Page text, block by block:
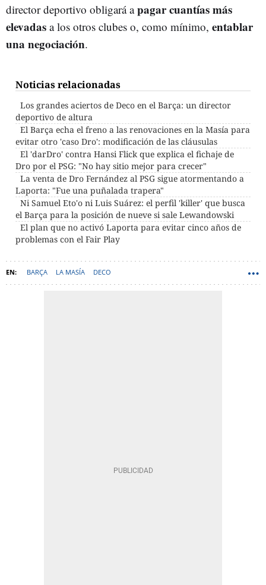
director deportivo obligará apagar cuantías más
elevadas a los otros clubes o, como mínimo, entablar
una negociación.
Noticias relacionadas
Los grandes aciertos de Deco en el Barça: un director
deportivo de altura
El Barça echa el freno a las renovaciones en la Masía para
evitar otro 'caso Dro': modificación de las cláusulas
El 'darDro' contra Hansi Flick que explica el fichaje de
Dro por el PSG: "No hay sitio mejor para crecer"
La venta de Dro Fernández al PSG sigue atormentando a
Laporta: "Fue una puñalada trapera"
Ni Samuel Eto'o ni Luis Suárez: el perfil 'killer' que busca
el Barça para la posición de nueve si sale Lewandowski
El plan que no activó Laporta para evitar cinco años de
problemas con el Fair Play
BARÇA LA MASÍA DECO